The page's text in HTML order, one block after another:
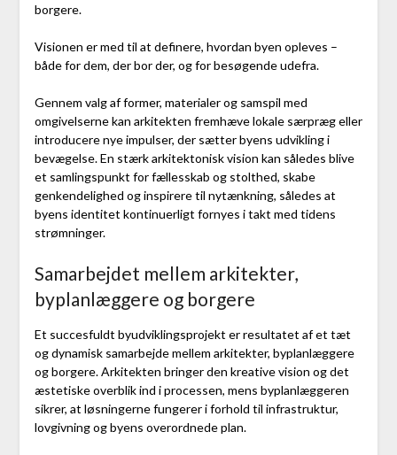
borgere.
Visionen er med til at definere, hvordan byen opleves –
både for dem, der bor der, og for besøgende udefra.
Gennem valg af former, materialer og samspil med
omgivelserne kan arkitekten fremhæve lokale særpræg eller
introducere nye impulser, der sætter byens udvikling i
bevægelse. En stærk arkitektonisk vision kan således blive
et samlingspunkt for fællesskab og stolthed, skabe
genkendelighed og inspirere til nytænkning, således at
byens identitet kontinuerligt fornyes i takt med tidens
strømninger.
Samarbejdet mellem arkitekter,
byplanlæggere og borgere
Et succesfuldt byudviklingsprojekt er resultatet af et tæt
og dynamisk samarbejde mellem arkitekter, byplanlæggere
og borgere. Arkitekten bringer den kreative vision og det
æstetiske overblik ind i processen, mens byplanlæggeren
sikrer, at løsningerne fungerer i forhold til infrastruktur,
lovgivning og byens overordnede plan.